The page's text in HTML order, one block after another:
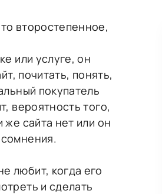
второстепенное,
или услуге, он
почитать, понять,
покупатель
вероятность того,
же сайта нет или он
любит, когда его
и сделать